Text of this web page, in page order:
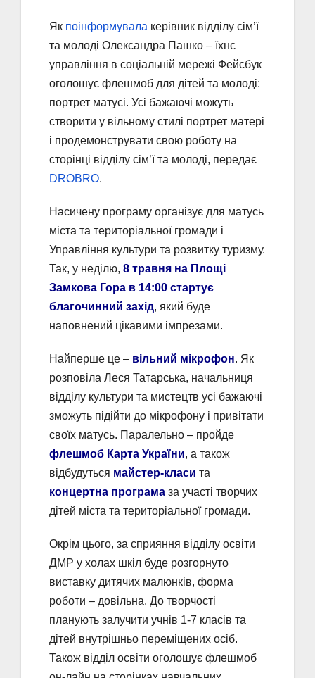
Як поінформувала керівник відділу сім’ї
та молоді Олександра Пашко – їхнє
управління в соціальній мережі Фейсбук
оголошує флешмоб для дітей та молоді:
портрет матусі. Усі бажаючі можуть
створити у вільному стилі портрет матері
і продемонструвати свою роботу на
сторінці відділу сім’ї та молоді, передає
DROBRO.
Насичену програму організує для матусь
міста та територіальної громади і
Управління культури та розвитку туризму.
Так, у неділю, 8 травня на Площі
Замкова Гора в 14:00 стартує
благочинний захід, який буде
наповнений цікавими імпрезами.
Найперше це – вільний мікрофон. Як
розповіла Леся Татарська, начальниця
відділу культури та мистецтв усі бажаючі
зможуть підійти до мікрофону і привітати
своїх матусь. Паралельно – пройде
флешмоб Карта України, а також
відбудуться майстер-класи та
концертна програма за участі творчих
дітей міста та територіальної громади.
Окрім цього, за сприяння відділу освіти
ДМР у холах шкіл буде розгорнуто
виставку дитячих малюнків, форма
роботи – довільна. До творчості
планують залучити учнів 1-7 класів та
дітей внутрішньо переміщених осіб.
Також відділ освіти оголошує флешмоб